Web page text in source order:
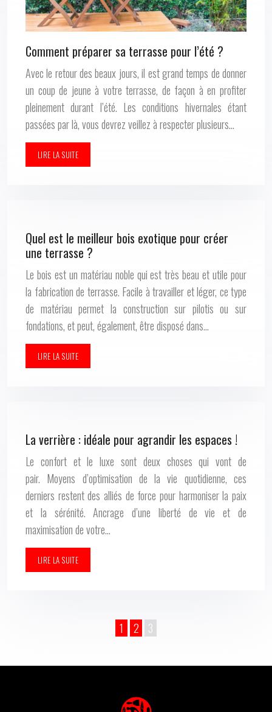
Comment préparer sa terrasse pour l’été ?
Avec le retour des beaux jours, il est grand temps de donner
un coup de jeune à votre terrasse, de façon à en profiter
pleinement durant l’été. Les conditions hivernales étant
passées par là, vous devrez veillez à respecter plusieurs…
LIRE LA SUITE
Quel est le meilleur bois exotique pour créer
une terrasse ?
Le bois est un matériau noble qui est très beau et utile pour
la fabrication de terrasse. Facile à travailler et léger, ce type
de matériau permet la construction sur pilotis ou sur
fondations, et peut, également, être disposé dans…
LIRE LA SUITE
La verrière : idéale pour agrandir les espaces !
Le confort et le luxe sont deux choses qui vont de
pair. Moyens d’optimisation de la vie quotidienne, ces
derniers restent des alliés de force pour harmoniser la paix
et la sérénité. Ancrage d’une liberté de vie et de
maximisation de votre…
LIRE LA SUITE
1 2 3